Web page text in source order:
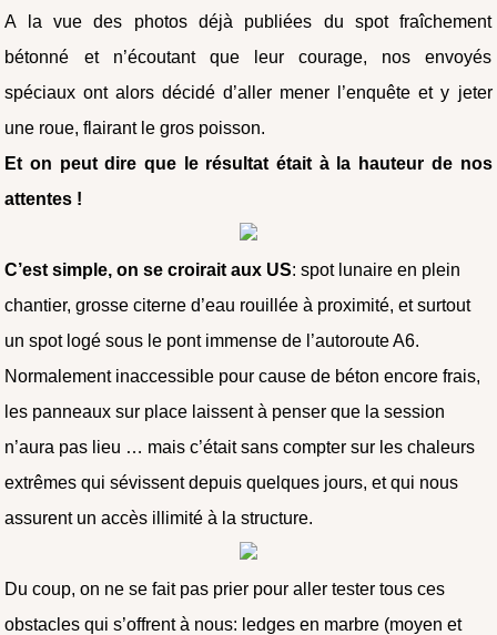
A la vue des photos déjà publiées du spot fraîchement
bétonné et n’écoutant que leur courage, nos envoyés
spéciaux ont alors décidé d’aller mener l’enquête et y jeter
une roue, flairant le gros poisson.
Et on peut dire que le résultat était à la hauteur de nos
attentes !
C’est simple, on se croirait aux US: spot lunaire en plein
chantier, grosse citerne d’eau rouillée à proximité, et surtout
un spot logé sous le pont immense de l’autoroute A6.
Normalement inaccessible pour cause de béton encore frais,
les panneaux sur place laissent à penser que la session
n’aura pas lieu … mais c’était sans compter sur les chaleurs
extrêmes qui sévissent depuis quelques jours, et qui nous
assurent un accès illimité à la structure.
Du coup, on ne se fait pas prier pour aller tester tous ces
obstacles qui s’offrent à nous: ledges en marbre (moyen et